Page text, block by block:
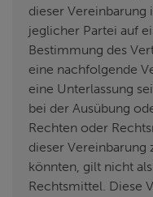
dieser Vereinbarung
jeglicher Partei auf
Bestimmung des
eine nachfolgende
eine Unterlassung
bei der Ausübung
Rechten oder
dieser Vereinbarung
könnten, gilt nicht
Rechtsmittel. Diese